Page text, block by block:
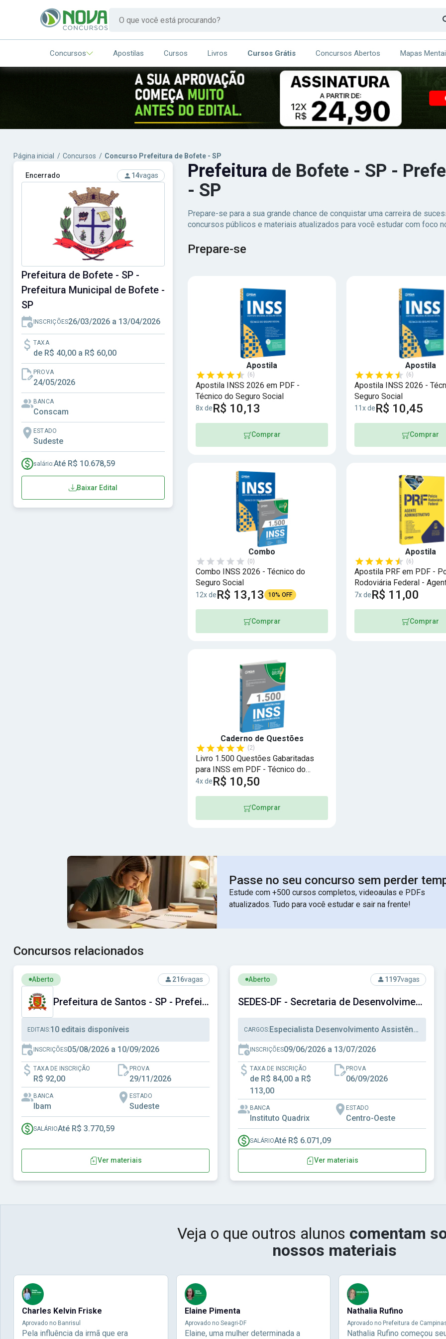
Concursos Apostilas Cursos Livros Cursos Grátis Concursos Abertos Mapas
Página inicial / Concursos / Concurso Prefeitura de Bofete - SP
Encerrado 14vagas
Prefeitura de Bofete - SP -
Prefeitura Municipal de Bofete -
SP
INSCRIÇÕES26/03/2026 a 13/04/2026
TAXA
de R$ 40,00 a R$ 60,00
PROVA
24/05/2026
BANCA
Conscam
ESTADO
Sudeste
salário:Até R$ 10.678,59
Baixar Edital
Prefeitura de Bofete - SP -
- SP
Prepare-se para a sua grande chance de conquistar uma carreira de
concursos públicos e materiais atualizados para você estudar com foco
Prepare-se
Apostila
(6)
Apostila INSS 2026 em PDF -
Técnico do Seguro Social
8x deR$ 10,13
Comprar
Apostila
(6)
Apostila INSS 2026 -
Seguro Social
11x deR$ 10,45
Comprar
Combo
(0)
Combo INSS 2026 - Técnico do
Seguro Social
12x deR$ 13,13 10% OFF
Comprar
Apostila
(6)
Apostila PRF em PDF -
Rodoviária Federal -
Administrativo
7x deR$ 11,00
Comprar
Caderno de Questões
(2)
Livro 1.500 Questões Gabaritadas
para INSS em PDF - Técnico do
Seguro Social
4x deR$ 10,50
Comprar
Passe no seu concurso sem perder
Estude com +500 cursos completos, videoaulas e PDFs
atualizados. Tudo para você estudar e sair na frente!
Concursos relacionados
Ver concurso: Prefeitura de Santos - SP - Prefeitura Municipal de Santos - SP
Aberto 216vagas
Prefeitura de Santos - SP - Prefeitura Municipal de Santos - SP
EDITAIS:10 editais disponíveis
INSCRIÇÕES05/08/2026 a 10/09/2026
TAXA DE INSCRIÇÃO
R$ 92,00
PROVA
29/11/2026
BANCA
Ibam
ESTADO
Sudeste
SALÁRIOAté R$ 3.770,59
Ver materiais
Ver concurso: SEDES-DF - Secretaria de Desenvolvimento
Aberto 1197vagas
SEDES-DF - Secretaria de Desenvolvimento Social do Distrito Federal
CARGOS: Especialista Desenvolvimento Assistência Social, Técnico Desenvolvimento Assistência Social, Técnico Administrativo
INSCRIÇÕES09/06/2026 a 13/07/2026
TAXA DE INSCRIÇÃO
de R$ 84,00 a R$
113,00
PROVA
06/09/2026
BANCA
Instituto Quadrix
ESTADO
Centro-Oeste
SALÁRIOAté R$ 6.071,09
Ver materiais
Veja o que outros alunos comentam
nossos materiais
Charles Kelvin Friske
Aprovado no Banrisul
Pela influência da irmã que era
Elaine Pimenta
Aprovado no Seagri-DF
Elaine, uma mulher determinada a
Nathalia Rufino
Aprovado no Prefeitura de
Nathalia Rufino começou